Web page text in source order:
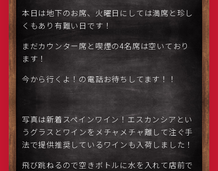
本日は地下のお席、火曜日にしては満席と珍し
くもあり有難い日です！
まだカウンター席と喫煙の4名席は空いており
ます！
今から行くよ！の電話お待ちしてます！！
写真は新着スペインワイン！エスカンシアとい
うグラスとワインをメチャメチャ離して注ぐ手
法で提供推奨しているワインも入荷しました！
飛び跳ねるので空きボトルに水を入れて店前で